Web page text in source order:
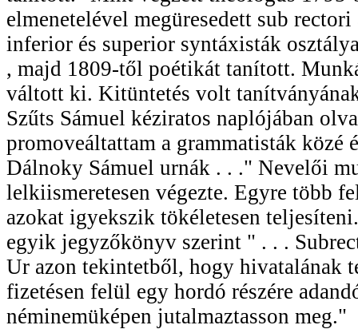
elmenetelével megüresedett sub
inferior és superior syntáxisták
, majd 1809-től poétikát tanított.
váltott ki. Kitüntetés volt
Szűts Sámuel kéziratos naplójában
promoveáltattam a grammatisták közé
Dálnoky Sámuel urnák . . ." Nevelői
lelkiismeretesen végezte. Egyre több
azokat igyekszik tökéletesen
egyik jegyzőkönyv szerint " . . .
Ur azon tekintetből, hogy hivatalának
fizetésen felül egy hordó részére
néminemüképen jutalmaztasson meg."